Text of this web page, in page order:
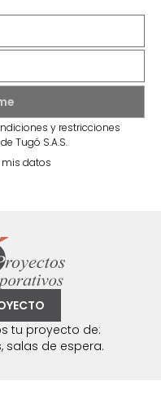
y restricciones
Tugó S.A.S.
mis datos
tu proyecto de:
salas de espera.